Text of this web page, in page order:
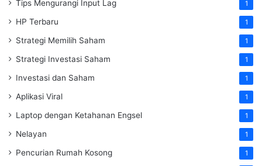
Tips Mengurangi Input Lag 1
HP Terbaru 1
Strategi Memilih Saham 1
Strategi Investasi Saham 1
Investasi dan Saham 1
Aplikasi Viral 1
Laptop dengan Ketahanan Engsel 1
Nelayan 1
Pencurian Rumah Kosong 1